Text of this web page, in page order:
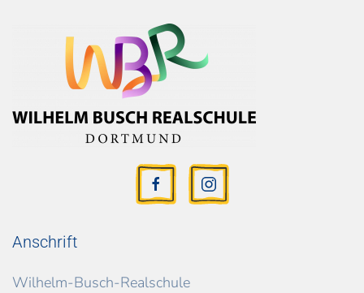
Anschrift
Wilhelm-Busch-Realschule